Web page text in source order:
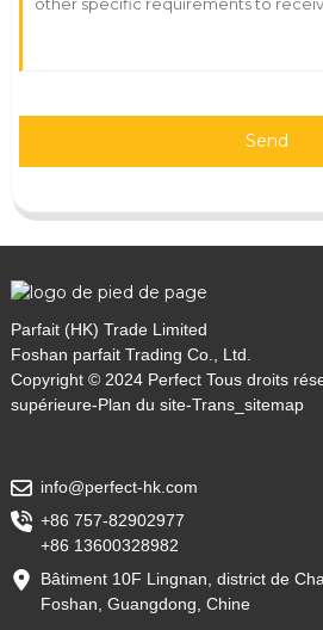
Send
Parfait (HK) Trade Limited
Foshan parfait Trading Co., Ltd.
Copyright © 2024 Perfect Tous droits
supérieure-Plan du site-Trans_sitemap
info@perfect-hk.com
+86 757-82902977
+86 13600328982
Bâtiment 10F Lingnan, district de
Foshan, Guangdong, Chine